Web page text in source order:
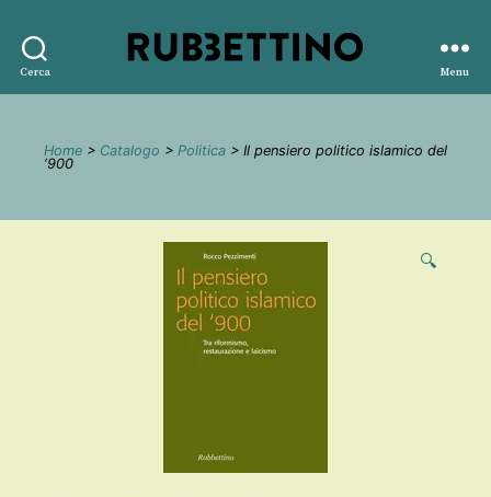
Cerca
editore
Menu
Home > Catalogo > Politica > Il pensiero politico islamico del
‘900
🔍